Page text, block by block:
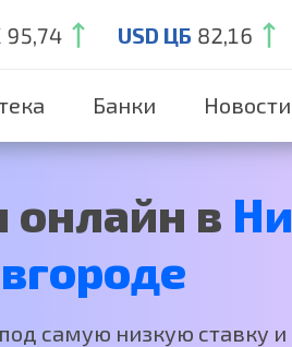
95,74 USD ЦБ 82,16
Банки Новости
онлайн в
самую низкую ставку